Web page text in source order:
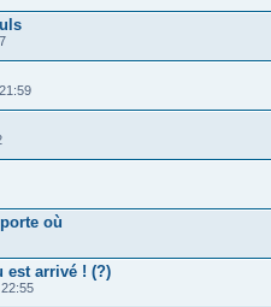
où
est arrivé ! (?)